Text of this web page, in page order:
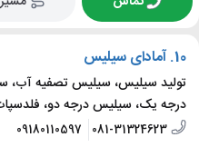
10. آمادای سیلیس
تولید سیلیس، سیلیس تصفیه آب،
درجه یک، سیلیس درجه دو،
081-31324623
09180110597